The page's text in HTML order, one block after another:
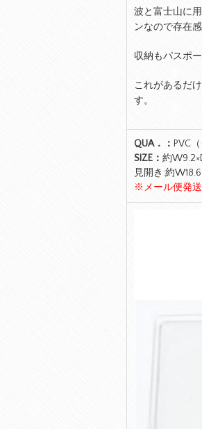
波と富士山に
ンなので存在
収納もパスポ
これがあるだ
す。
QUA．： PVC
SIZE： 約
見開き:約
※メール便発送